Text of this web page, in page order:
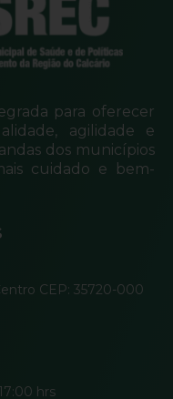
para oferecer
agilidade e
dos municípios
cuidado e bem-
CEP: 35720-000
hrs